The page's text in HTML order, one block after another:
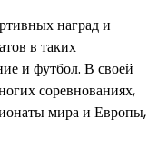
наград и
в таких
и футбол. В своей
соревнованиях,
мира и Европы,